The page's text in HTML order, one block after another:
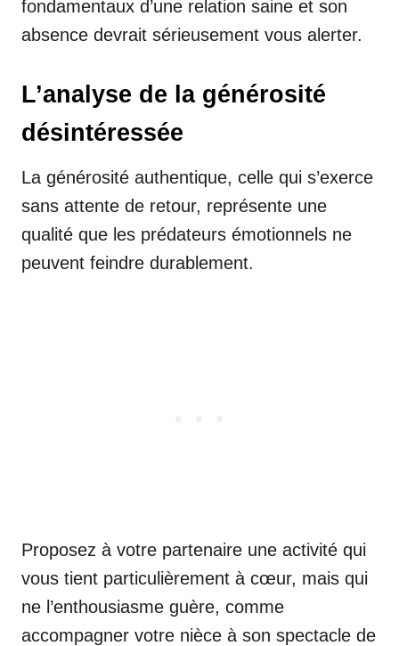
fondamentaux d’une relation saine et son
absence devrait sérieusement vous alerter.
L’analyse de la générosité
désintéressée
La générosité authentique, celle qui s’exerce
sans attente de retour, représente une
qualité que les prédateurs émotionnels ne
peuvent feindre durablement.
Proposez à votre partenaire une activité qui
vous tient particulièrement à cœur, mais qui
ne l’enthousiasme guère, comme
accompagner votre nièce à son spectacle de